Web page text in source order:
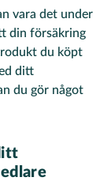
vara det under
din försäkring
du köpt
ditt
du gör något